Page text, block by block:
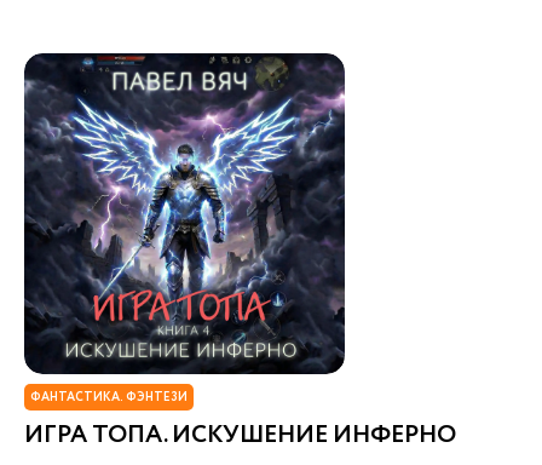
ФАНТАСТИКА. ФЭНТЕЗИ
ИГРА ТОПА. ИСКУШЕНИЕ ИНФЕРНО